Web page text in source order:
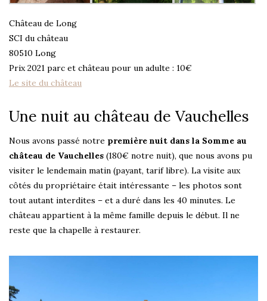
Château de Long
SCI du château
80510 Long
Prix 2021 parc et château pour un adulte : 10€
Le site du château
Une nuit au château de Vauchelles
Nous avons passé notre première nuit dans la Somme au
château de Vauchelles (180€ notre nuit), que nous avons pu
visiter le lendemain matin (payant, tarif libre). La visite aux
côtés du propriétaire était intéressante – les photos sont
tout autant interdites – et a duré dans les 40 minutes. Le
château appartient à la même famille depuis le début. Il ne
reste que la chapelle à restaurer.